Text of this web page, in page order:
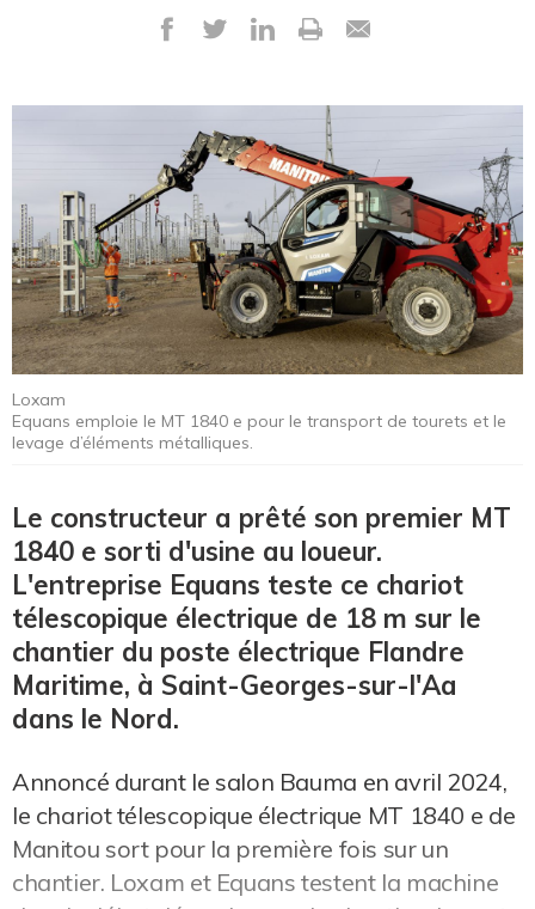
Loxam
Equans emploie le MT 1840 e pour le transport de tourets et le
levage d’éléments métalliques.
Le constructeur a prêté son premier MT
1840 e sorti d'usine au loueur.
L'entreprise Equans teste ce chariot
télescopique électrique de 18 m sur le
chantier du poste électrique Flandre
Maritime, à Saint-Georges-sur-l'Aa
dans le Nord.
Annoncé durant le salon Bauma en avril 2024,
le chariot télescopique électrique MT 1840 e de
Manitou sort pour la première fois sur un
chantier. Loxam et Equans testent la machine